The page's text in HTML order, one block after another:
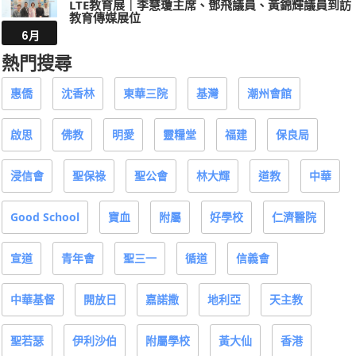
6月
LTE教育展｜李慧瓊主席、鄧飛議員、黃錦輝議員到訪
教育傳媒展位
熱門搜尋
惠僑 沈香林 東華三院 基灣 潮州會館
啟思 佛教 明愛 靈糧堂 福建 保良局
浸信會 聖保祿 聖公會 林大輝 道教 中華
Good School 寶血 附屬 好學校 仁濟醫院
宣道 青年會 聖三一 循道 信義會
中華基督 開放日 嘉諾撒 地利亞 天主教
聖若瑟 伊利沙伯 附屬學校 黃大仙 香港